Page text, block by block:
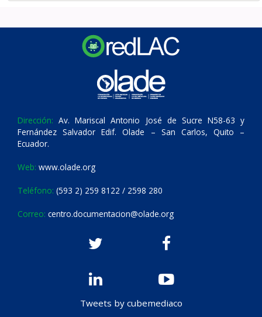
Dirección: Av. Mariscal Antonio José de Sucre N58-63 y
Fernández Salvador Edif. Olade – San Carlos, Quito –
Ecuador.
Web: www.olade.org
Teléfono: (593 2) 259 8122 / 2598 280
Correo: centro.documentacion@olade.org
Tweets by cubemediaco